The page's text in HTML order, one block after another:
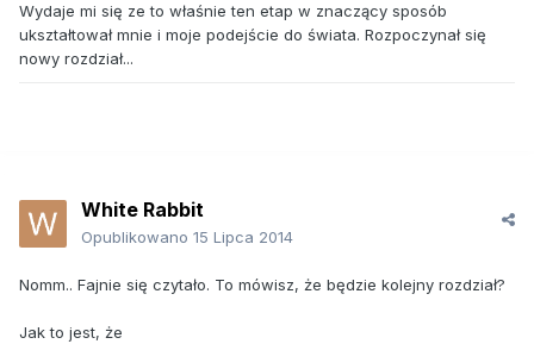
Wydaje mi się ze to właśnie ten etap w znaczący sposób
ukształtował mnie i moje podejście do świata. Rozpoczynał się
nowy rozdział...
White Rabbit
Opublikowano 15 Lipca 2014
Nomm.. Fajnie się czytało. To mówisz, że będzie kolejny rozdział?
Jak to jest, że